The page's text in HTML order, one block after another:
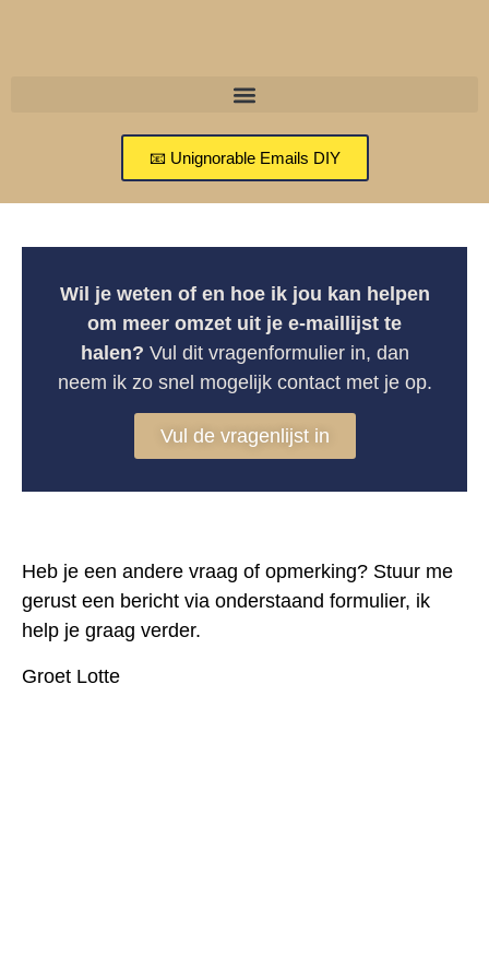
📧 Unignorable Emails DIY
Wil je weten of en hoe ik jou kan helpen
om meer omzet uit je e-maillijst te
halen? Vul dit vragenformulier in, dan
neem ik zo snel mogelijk contact met je op.
Vul de vragenlijst in
Heb je een andere vraag of opmerking? Stuur me
gerust een bericht via onderstaand formulier, ik
help je graag verder.
Groet Lotte